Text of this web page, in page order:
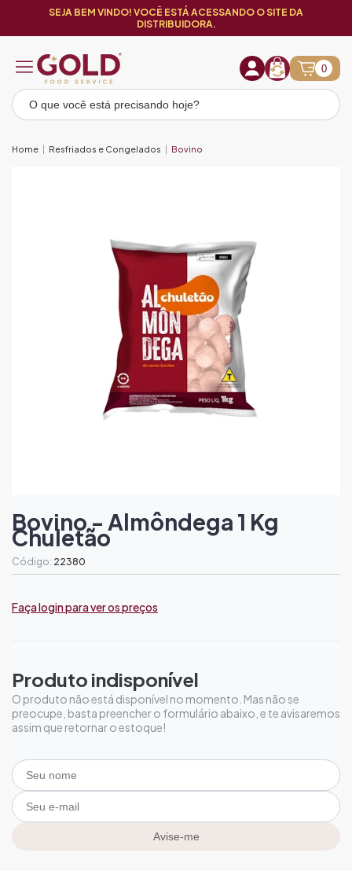
SEJA BEM VINDO! VOCÊ ESTÁ ACESSANDO O SITE DA
DISTRIBUIDORA.
0
Home Resfriados e Congelados Bovino
Bovino - Almôndega 1 Kg
Chuletão
Código: 22380
Faça login para ver os preços
Produto indisponível
O produto não está disponível no momento. Mas não se
preocupe, basta preencher o formulário abaixo, e te avisaremos
assim que retornar o estoque!
Avise-me